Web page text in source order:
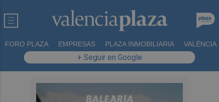
FORO PLAZA EMPRESAS PLAZA INMOBILIARIA VALÈNCIA
+ Seguir en Google